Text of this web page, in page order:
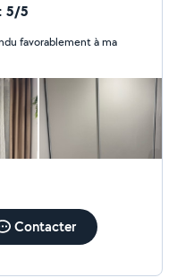
pour vous
N'hésitez
vous aider.
5/5
favorablement à ma
Contacter